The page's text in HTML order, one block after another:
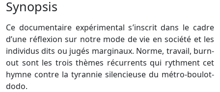
Synopsis
Ce documentaire expérimental s’inscrit dans le cadre
d’une réflexion sur notre mode de vie en société et les
individus dits ou jugés marginaux. Norme, travail, burn-
out sont les trois thèmes récurrents qui rythment cet
hymne contre la tyrannie silencieuse du métro-boulot-
dodo.